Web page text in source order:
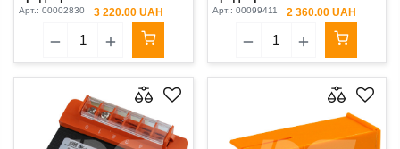
Арт.: 00002830 3 220.00 UAH Арт.: 00099411 2 360.00 UAH